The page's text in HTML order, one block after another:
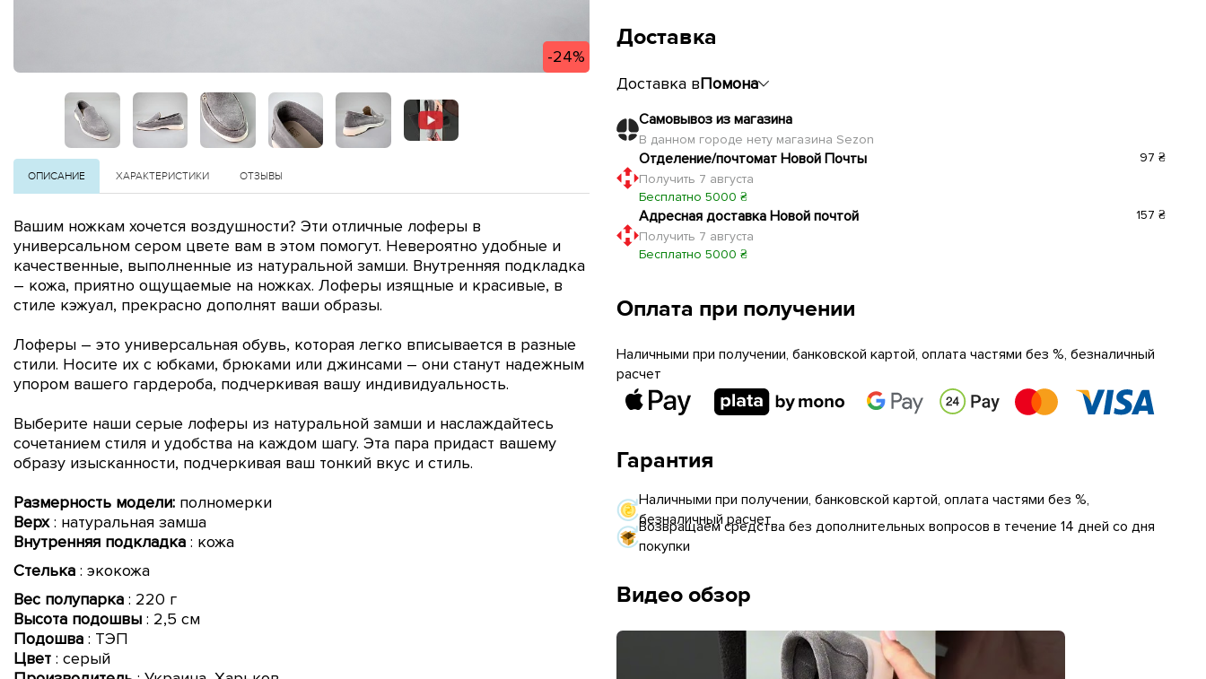
-24%
Доставка
Доставка вПомона
Самовывоз из магазина
В данном городе нету магазина Sezon
Отделение/почтомат Новой Почты
Получить 7 августа
Бесплатно 5000 ₴
97 ₴
Адресная доставка Новой почтой
Получить 7 августа
Бесплатно 5000 ₴
157 ₴
Оплата при получении
Наличными при получении, банковской картой, оплата частями без %, безналичный
расчет
Гарантия
Наличными при получении, банковской картой, оплата частями без %,
безналичный расчет
Возвращаем средства без дополнительных вопросов в течение 14 дней со дня
покупки
Видео обзор
ОПИСАНИЕ ХАРАКТЕРИСТИКИ ОТЗЫВЫ
Вашим ножкам хочется воздушности? Эти отличные лоферы в
универсальном сером цвете вам в этом помогут. Невероятно удобные и
качественные, выполненные из натуральной замши. Внутренняя подкладка
– кожа, приятно ощущаемые на ножках. Лоферы изящные и красивые, в
стиле кэжуал, прекрасно дополнят ваши образы.
Лоферы – это универсальная обувь, которая легко вписывается в разные
стили. Носите их с юбками, брюками или джинсами – они станут надежным
упором вашего гардероба, подчеркивая вашу индивидуальность.
Выберите наши серые лоферы из натуральной замши и наслаждайтесь
сочетанием стиля и удобства на каждом шагу. Эта пара придаст вашему
образу изысканности, подчеркивая ваш тонкий вкус и стиль.
Размерность модели: полномерки
Верх: натуральная замша
Внутренняя подкладка : кожа
Стелька : экокожа
Вес полупарка : 220 г
Высота подошвы : 2,5 см
Подошва : ТЭП
Цвет : серый